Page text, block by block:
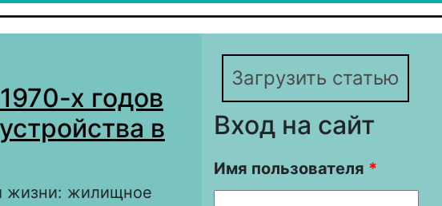
х годов
в
жизни: жилищное
Загрузить статью
Вход на сайт
Имя пользователя *